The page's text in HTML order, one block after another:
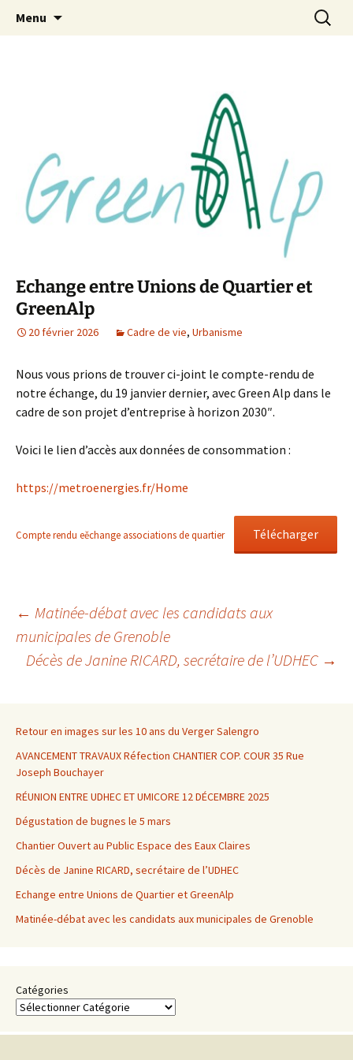
UDHEC38
L'association du Quartier des Eaux CLaires
Menu
Echange entre Unions de Quartier et
GreenAlp
20 février 2026 Cadre de vie, Urbanisme
Nous vous prions de trouver ci-joint le compte-rendu de
notre échange, du 19 janvier dernier, avec Green Alp dans le
cadre de son projet d’entreprise à horizon 2030″.
Voici le lien d’accès aux données de consommation :
https://metroenergies.fr/Home
Compte rendu eěchange associations de quartier Télécharger
Navigation
des
articles
← Matinée-débat avec les candidats aux
municipales de Grenoble
Décès de Janine RICARD, secrétaire de l’UDHEC →
Retour en images sur les 10 ans du Verger Salengro
AVANCEMENT TRAVAUX Réfection CHANTIER COP. COUR 35 Rue
Joseph Bouchayer
RÉUNION ENTRE UDHEC ET UMICORE 12 DÉCEMBRE 2025
Dégustation de bugnes le 5 mars
Chantier Ouvert au Public Espace des Eaux Claires
Décès de Janine RICARD, secrétaire de l’UDHEC
Echange entre Unions de Quartier et GreenAlp
Matinée-débat avec les candidats aux municipales de Grenoble
Catégories